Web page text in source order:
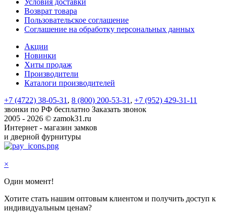
Условия доставки
Возврат товара
Пользовательское соглашение
Соглашение на обработку персональных данных
Акции
Новинки
Хиты продаж
Производители
Каталоги производителей
+7 (4722) 38-05-31, 8 (800) 200-53-31, +7 (952) 429-31-11
звонки по РФ бесплатно Заказать звонок
2005 - 2026 © zamok31.ru
Интернет - магазин замков
и дверной фурнитуры
×
Один момент!
Хотите стать нашим оптовым клиентом и получить доступ к
индивидуальным ценам?